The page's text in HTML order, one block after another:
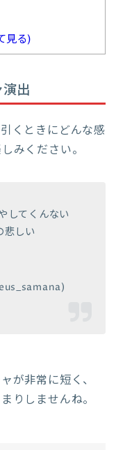
見る)
演出
くときにどんな感
みください。
してくんない
悲しい
が非常に短く、
りしませんね。